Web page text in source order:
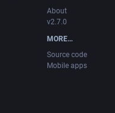
About
v2.7.0
MORE…
Source code
Mobile apps